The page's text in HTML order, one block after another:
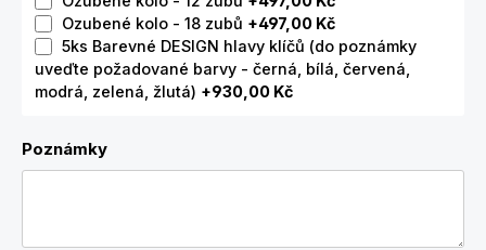
Ozubené kolo - 18 zubů +497,00 Kč
5ks Barevné DESIGN hlavy klíčů (do poznámky
uveďte požadované barvy - černá, bílá, červená,
modrá, zelená, žlutá) +930,00 Kč
Poznámky